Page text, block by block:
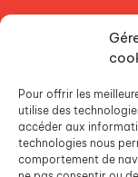
Pour offrir les
utilise des
accéder aux
technologies nous
comportement de
ESPACE PRESSE